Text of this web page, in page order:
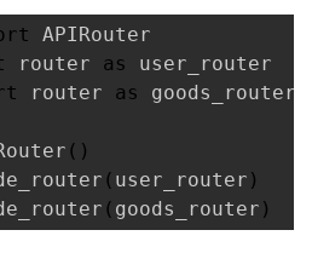
router as
router as goods_router
( )
( user_router )
( goods_router )